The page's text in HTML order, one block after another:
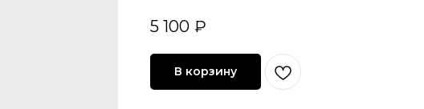
5 100 ₽
В корзину